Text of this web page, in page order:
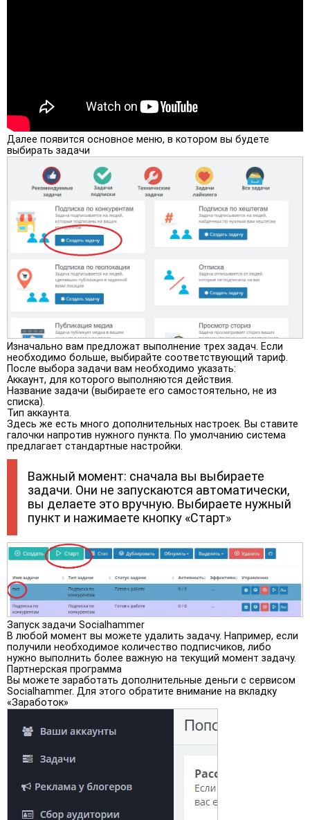
Далее появится основное меню, в котором вы будете
выбирать задачи
Изначально вам предложат выполнение трех задач. Если
необходимо больше, выбирайте соответствующий тариф.
После выбора задачи вам необходимо указать:
Аккаунт, для которого выполняются действия.
Название задачи (выбираете его самостоятельно, не из
списка).
Тип аккаунта.
Здесь же есть много дополнительных настроек. Вы ставите
галочки напротив нужного пункта. По умолчанию система
предлагает стандартные настройки.
Важный момент: сначала вы выбираете
задачи. Они не запускаются автоматически,
вы делаете это вручную. Выбираете нужный
пункт и нажимаете кнопку «Старт»
Запуск задачи Socialhammer
В любой момент вы можете удалить задачу. Например, если
получили необходимое количество подписчиков, либо
нужно выполнить более важную на текущий момент задачу.
Партнерская программа
Вы можете заработать дополнительные деньги с сервисом
Socialhammer. Для этого обратите внимание на вкладку
«Заработок»